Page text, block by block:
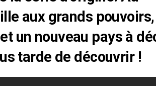
aux grands pouvoirs,
un nouveau pays à
tarde de découvrir !